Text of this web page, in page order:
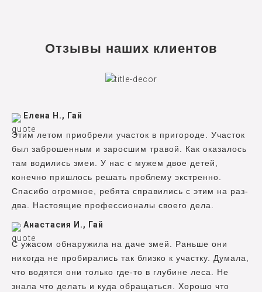
Отзывы наших клиентов
Елена Н., Гай
Этим летом приобрели участок в пригороде. Участок
был заброшенным и заросшим травой. Как оказалось
там водились змеи. У нас с мужем двое детей,
конечно пришлось решать проблему экстренно.
Спасибо огромное, ребята справились с этим на раз-
два. Настоящие профессионалы своего дела.
Анастасия И., Гай
С ужасом обнаружила на даче змей. Раньше они
никогда не пробирались так близко к участку. Думала,
что водятся они только где-то в глубине леса. Не
знала что делать и куда обращаться. Хорошо что